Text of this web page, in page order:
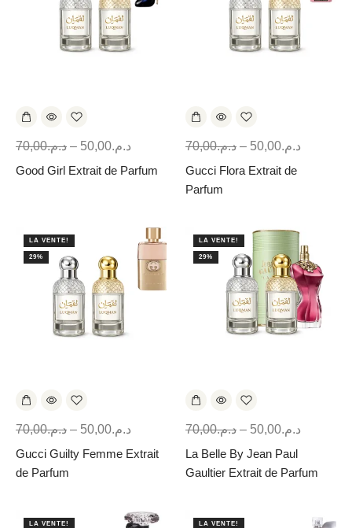
د.م.70,00 – د.م.50,00
Good Girl Extrait de Parfum
د.م.70,00 – د.م.50,00
Gucci Flora Extrait de
Parfum
LA VENTE!
29%
د.م.70,00 – د.م.50,00
Gucci Guilty Femme Extrait
de Parfum
LA VENTE!
29%
د.م.70,00 – د.م.50,00
La Belle By Jean Paul
Gaultier Extrait de Parfum
LA VENTE! LA VENTE!